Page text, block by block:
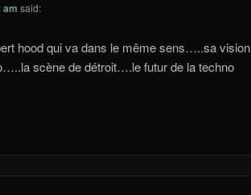
am said:
hood qui va dans le même sens…..sa vision
scène de détroit….le futur de la techno